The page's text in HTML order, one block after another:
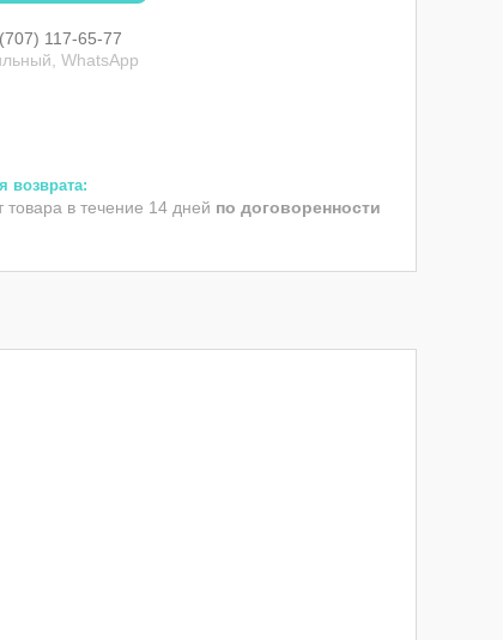
117-65-77
WhatsApp
товара в течение 14 дней по договоренности